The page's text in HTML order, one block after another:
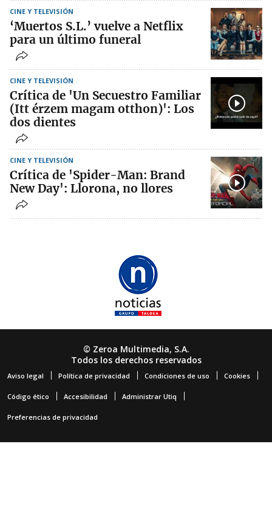
CINE Y TELEVISIÓN
‘Muertos S.L.’ vuelve a Netflix
para un último funeral
CINE Y TELEVISIÓN
Crítica de 'Un Secuestro Familiar
(Itt érzem magam otthon)': Los
dos dientes
CINE Y TELEVISIÓN
Crítica de 'Spider-Man: Brand
New Day': Llorona, no llores
© Zeroa Multimedia, S.A.
Todos los derechos reservados
Aviso legal Política de privacidad Condiciones de uso Cookies
Código ético Accesibilidad Administrar Utiq
Preferencias de privacidad